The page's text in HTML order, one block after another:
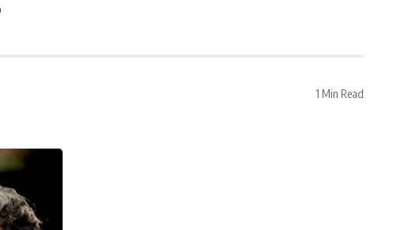
1 Min Read